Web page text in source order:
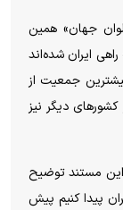
ماجرای «حال خونین‌دلان ۲؛ پهلوان جهان» همین
ایران شده‌اند
جمعیت از
کشورهای دیگر نیز
شیوه روایت این مستند توضیح
پیدا کنیم پیش